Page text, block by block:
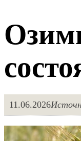
11.06.2026